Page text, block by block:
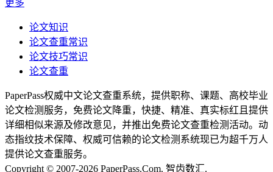
更多
论文知识
论文查重常识
论文技巧常识
论文查重
PaperPass权威中文论文查重系统，提供职称、课题、高校毕业
论文检测服务，免费论文降重，快捷、精准、真实标红且提供
详细相似来源及修改意见，并推出免费论文查重检测活动。动
态指纹技术保障、权威可信赖的论文检测系统现已为超千万人
提供论文查重服务。
Copyright © 2007-2026 PaperPass.Com. 智齿数汇.